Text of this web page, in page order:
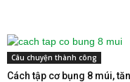
Câu chuyện thành công
Cách tập cơ bụng 8 múi,